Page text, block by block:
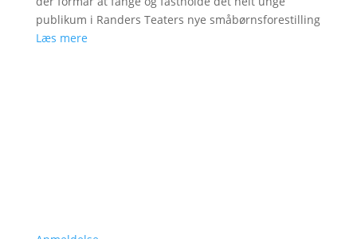
publikum i Randers Teaters nye småbørnsforestilling
Læs mere